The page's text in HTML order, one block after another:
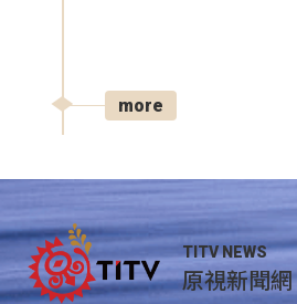
more
TITV NEWS
原視新聞網